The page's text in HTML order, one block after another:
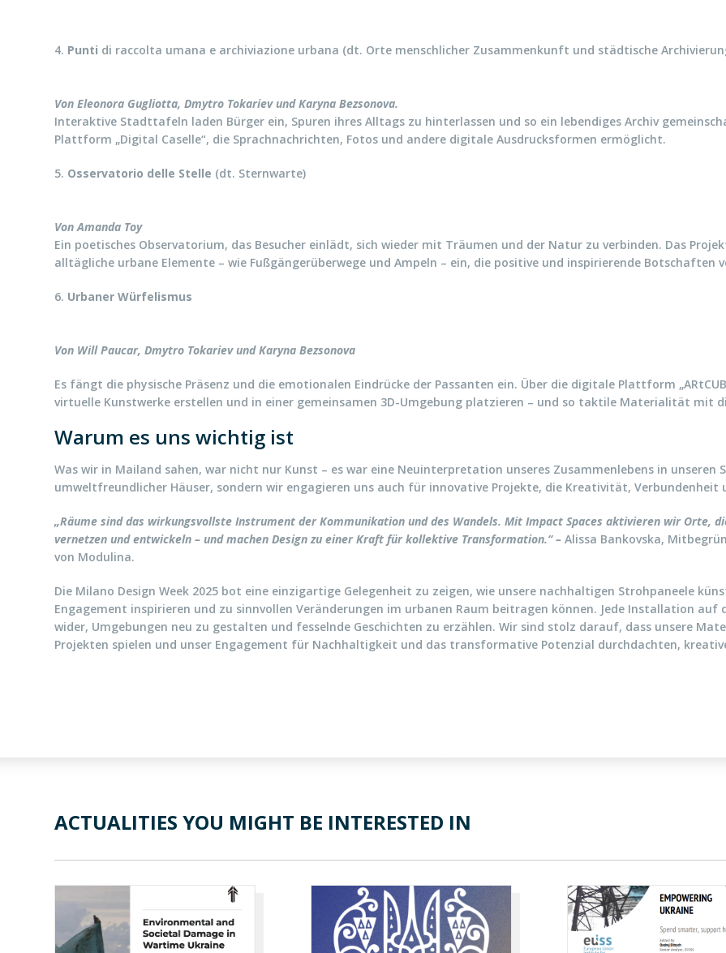
4. Punti di raccolta umana e archiviazione urbana (dt. Orte menschlicher Zusammenkunft und städtische
Von Eleonora Gugliotta, Dmytro Tokariev und Karyna Bezsonova.
Interaktive Stadttafeln laden Bürger ein, Spuren ihres Alltags zu hinterlassen und so ein lebendiges Archiv
Plattform „Digital Caselle“, die Sprachnachrichten, Fotos und andere digitale Ausdrucksformen ermöglicht.
5. Osservatorio delle Stelle (dt. Sternwarte)
Von Amanda Toy
Ein poetisches Observatorium, das Besucher einlädt, sich wieder mit Träumen und der Natur zu verbinden. Das
alltägliche urbane Elemente – wie Fußgängerüberwege und Ampeln – ein, die positive und inspirierende Botschaften
6. Urbaner Würfelismus
Von Will Paucar, Dmytro Tokariev und Karyna Bezsonova
Es fängt die physische Präsenz und die emotionalen Eindrücke der Passanten ein. Über die digitale Plattform
virtuelle Kunstwerke erstellen und in einer gemeinsamen 3D-Umgebung platzieren – und so taktile Materialität mit
Warum es uns wichtig ist
Was wir in Mailand sahen, war nicht nur Kunst – es war eine Neuinterpretation unseres Zusammenlebens in
umweltfreundlicher Häuser, sondern wir engagieren uns auch für innovative Projekte, die Kreativität, Verbundenheit
„Räume sind das wirkungsvollste Instrument der Kommunikation und des Wandels. Mit Impact Spaces aktivieren wir Orte,
vernetzen und entwickeln – und machen Design zu einer Kraft für kollektive Transformation.“ – Alissa Bankovska,
von Modulina.
Die Milano Design Week 2025 bot eine einzigartige Gelegenheit zu zeigen, wie unsere nachhaltigen Strohpaneele
Engagement inspirieren und zu sinnvollen Veränderungen im urbanen Raum beitragen können. Jede Installation
wider, Umgebungen neu zu gestalten und fesselnde Geschichten zu erzählen. Wir sind stolz darauf, dass unsere
Projekten spielen und unser Engagement für Nachhaltigkeit und das transformative Potenzial durchdachten,
ACTUALITIES YOU MIGHT BE INTERESTED IN